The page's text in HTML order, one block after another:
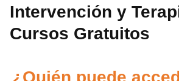
Intervención y
Cursos Gratuitos
¿Quién puede